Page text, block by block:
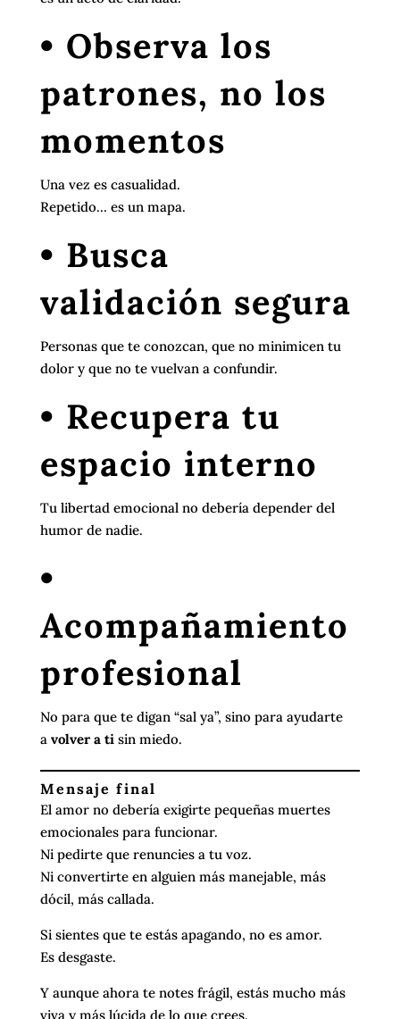
• Observa los
patrones, no los
momentos
Una vez es casualidad.
Repetido… es un mapa.
• Busca
validación segura
Personas que te conozcan, que no minimicen tu
dolor y que no te vuelvan a confundir.
• Recupera tu
espacio interno
Tu libertad emocional no debería depender del
humor de nadie.
•
Acompañamiento
profesional
No para que te digan “sal ya”, sino para ayudarte
a volver a ti sin miedo.
Mensaje final
El amor no debería exigirte pequeñas muertes
emocionales para funcionar.
Ni pedirte que renuncies a tu voz.
Ni convertirte en alguien más manejable, más
dócil, más callada.
Si sientes que te estás apagando, no es amor.
Es desgaste.
Y aunque ahora te notes frágil, estás mucho más
viva y más lúcida de lo que crees.